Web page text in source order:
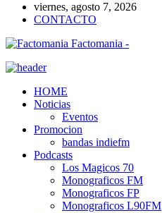
viernes, agosto 7, 2026
CONTACTO
Factomania -
HOME
Noticias
Eventos
Promocion
bandas indiefm
Podcasts
Los Magicos 70
Monograficos FM
Monograficos FP
Monograficos L90FM